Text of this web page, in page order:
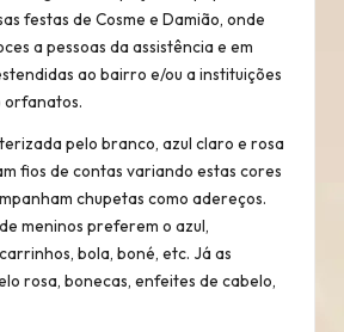
festas de Cosme e Damião, onde
a pessoas da assistência e em
ao bairro e/ou a instituições
orfanatos.
pelo branco, azul claro e rosa
fios de contas variando estas cores
chupetas como adereços.
meninos preferem o azul,
bola, boné, etc. Já as
rosa, bonecas, enfeites de cabelo,